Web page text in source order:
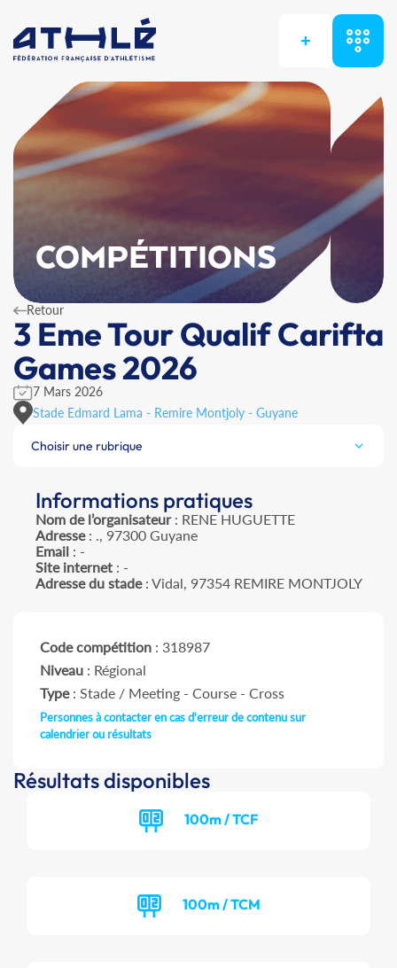
+
COMPÉTITIONS
Retour
3 Eme Tour Qualif Carifta
Games 2026
7 Mars 2026
Stade Edmard Lama - Remire Montjoly - Guyane
Choisir une rubrique
Informations pratiques
Nom de l’organisateur: RENE HUGUETTE
Adresse: ., 97300 Guyane
Email: -
Site internet: -
Adresse du stade: Vidal, 97354 REMIRE MONTJOLY
Code compétition : 318987
Niveau : Régional
Type: Stade / Meeting - Course - Cross
Personnes à contacter en cas d'erreur de contenu sur
calendrier ou résultats
Résultats disponibles
100m / TCF
100m / TCM